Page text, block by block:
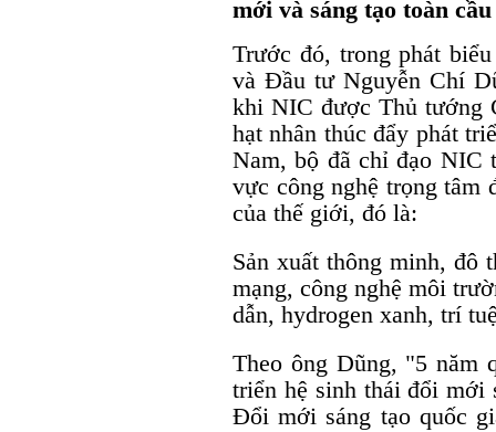
mới và sáng tạo toàn cầu
Trước đó, trong phát
và Đầu tư Nguyễn Chí
khi NIC được Thủ tướng
hạt nhân thúc đẩy phát
Nam, bộ đã chỉ đạo NIC
vực công nghệ trọng tâm
của thế giới, đó là:
Sản xuất thông minh, đô
mạng, công nghệ môi
dẫn, hydrogen xanh, trí
Theo ông Dũng, "5 năm
triển hệ sinh thái đổi mới
Đổi mới sáng tạo quốc